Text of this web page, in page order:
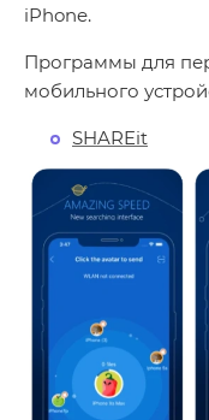
iPhone.
Программы для
мобильного
SHAREit